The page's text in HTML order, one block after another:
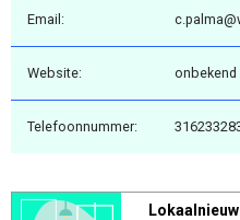
Email:
Website: onbekend
Telefoonnummer: